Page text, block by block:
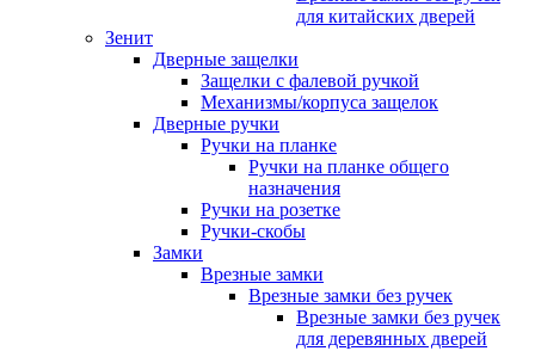
для китайских дверей
Зенит
Дверные защелки
Защелки с фалевой ручкой
Механизмы/корпуса защелок
Дверные ручки
Ручки на планке
Ручки на планке общего
назначения
Ручки на розетке
Ручки-скобы
Замки
Врезные замки
Врезные замки без ручек
Врезные замки без ручек
для деревянных дверей